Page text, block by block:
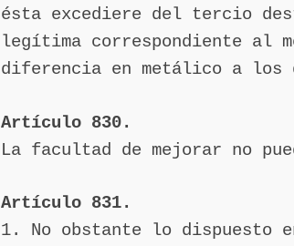
ésta excediere del tercio
legítima correspondiente al
diferencia en metálico a los
Artículo 830.
La facultad de mejorar no
Artículo 831.
1. No obstante lo dispuesto